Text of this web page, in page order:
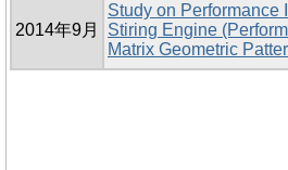
2014年9月
Study on Performance
Stiring Engine
Matrix Geometric